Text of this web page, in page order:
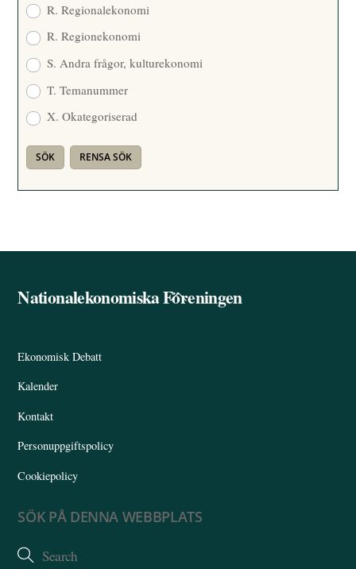
R. Regionalekonomi
R. Regionekonomi
S. Andra frågor, kulturekonomi
T. Temanummer
X. Okategoriserad
Back
Nationalekonomiska Föreningen
Ekonomisk Debatt
Kalender
Kontakt
Personuppgiftspolicy
Cookiepolicy
SÖK PÅ DENNA WEBBPLATS